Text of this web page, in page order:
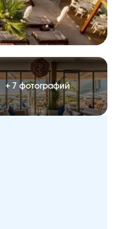
+ 7 фотографий